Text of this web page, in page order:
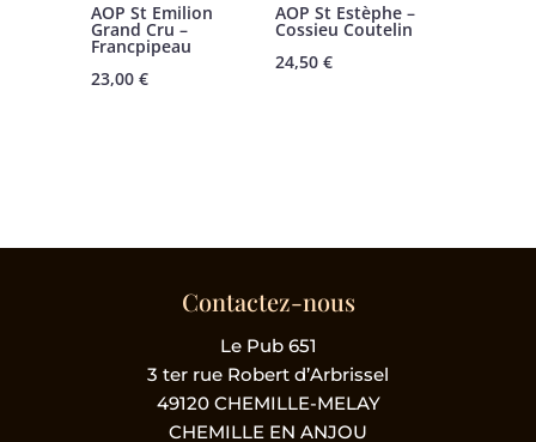
AOP St Emilion
Grand Cru –
Francpipeau
23,00 €
AOP St Estèphe –
Cossieu Coutelin
24,50 €
Contactez-nous
Le Pub 651
3 ter rue Robert d’Arbrissel
49120 CHEMILLE-MELAY
CHEMILLE EN ANJOU